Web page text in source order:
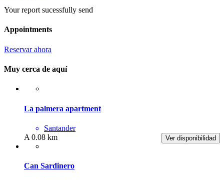
Your report sucessfully send
Appointments
Reservar ahora
Muy cerca de aquí
La palmera apartment
Santander
Ver disponibilidad
A 0.08 km
Can Sardinero